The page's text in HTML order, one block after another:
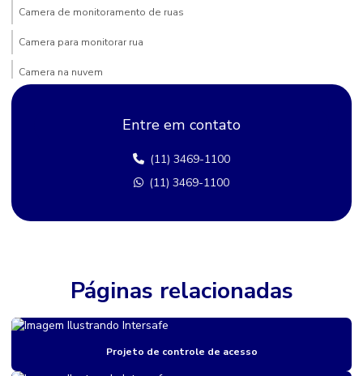
Camera de monitoramento de ruas
Camera para monitorar rua
Camera na nuvem
Câmera de rua comprar
Câmera segurança bairro
Camera de segurança rua
Cameras bairro
Câmeras de rua comprar em sp
Cancela para controle de acesso
Entre em contato
(11) 3469-1100
(11) 3469-1100
Páginas relacionadas
Projeto de controle de acesso